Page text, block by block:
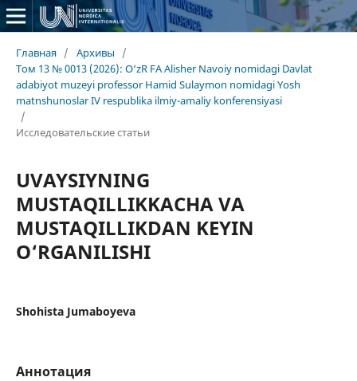
Главная / Архивы
/
Том 13 № 0013 (2026): O‘zR FA Alisher Navoiy nomidagi Davlat
adabiyot muzeyi professor Hamid Sulaymon nomidagi Yosh
matnshunoslar IV respublika ilmiy-amaliy konferensiyasi
/
Исследовательские статьи
UVAYSIYNING
MUSTAQILLIKKACHA VA
MUSTAQILLIKDAN KEYIN
O‘RGANILISHI
Shohista Jumaboyeva
Аннотация